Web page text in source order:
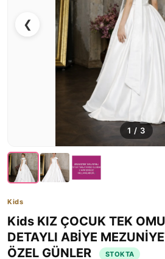
❮
1 / 3
Kids
Kids KIZ ÇOCUK TEK
DETAYLI ABİYE
ÖZEL GÜNLER
STOKTA